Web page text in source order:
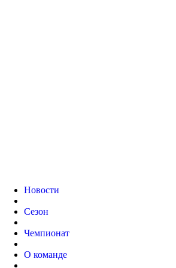
Новости
Сезон
Чемпионат
О команде